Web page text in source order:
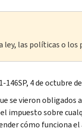
ley, las políticas o
4 de octubre
se vieron
impuesto sobre
cómo funciona